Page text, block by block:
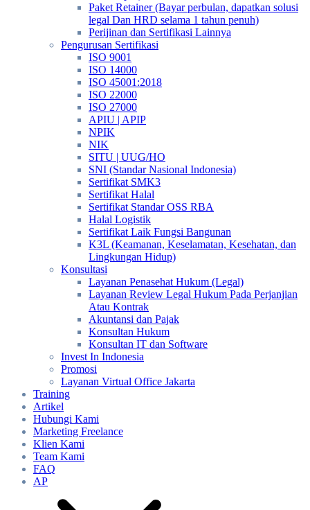
Paket Retainer (Bayar perbulan, dapatkan solusi
legal Dan HRD selama 1 tahun penuh)
Perijinan dan Sertifikasi Lainnya
Pengurusan Sertifikasi
ISO 9001
ISO 14000
ISO 45001:2018
ISO 22000
ISO 27000
APIU | APIP
NPIK
NIK
SITU | UUG/HO
SNI (Standar Nasional Indonesia)
Sertifikat SMK3
Sertifikat Halal
Sertifikat Standar OSS RBA
Halal Logistik
Sertifikat Laik Fungsi Bangunan
K3L (Keamanan, Keselamatan, Kesehatan, dan
Lingkungan Hidup)
Konsultasi
Layanan Penasehat Hukum (Legal)
Layanan Review Legal Hukum Pada Perjanjian
Atau Kontrak
Akuntansi dan Pajak
Konsultan Hukum
Konsultan IT dan Software
Invest In Indonesia
Promosi
Layanan Virtual Office Jakarta
Training
Artikel
Hubungi Kami
Marketing Freelance
Klien Kami
Team Kami
FAQ
AP